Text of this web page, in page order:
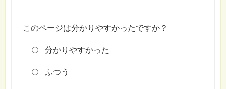
このページは分かりやすかったですか？
分かりやすかった
ふつう